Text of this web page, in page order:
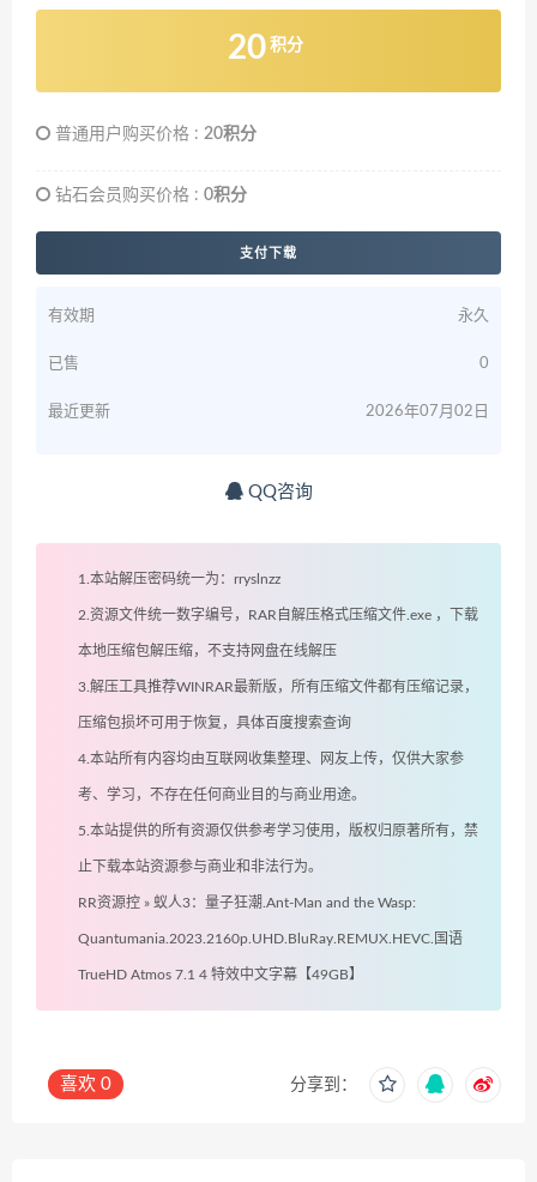
20 积分
普通用户购买价格 : 20积分
钻石会员购买价格 : 0积分
支付下载
有效期 永久
已售 0
最近更新 2026年07月02日
QQ咨询
1.本站解压密码统一为：rryslnzz
2.资源文件统一数字编号，RAR自解压格式压缩文件.exe ，下载
本地压缩包解压缩，不支持网盘在线解压
3.解压工具推荐WINRAR最新版，所有压缩文件都有压缩记录，
压缩包损坏可用于恢复，具体百度搜索查询
4.本站所有内容均由互联网收集整理、网友上传，仅供大家参
考、学习，不存在任何商业目的与商业用途。
5.本站提供的所有资源仅供参考学习使用，版权归原著所有，禁
止下载本站资源参与商业和非法行为。
RR资源控 » 蚁人3：量子狂潮.Ant-Man and the Wasp:
Quantumania.2023.2160p.UHD.BluRay.REMUX.HEVC.国语
TrueHD Atmos 7.1 4 特效中文字幕【49GB】
喜欢 0 分享到：